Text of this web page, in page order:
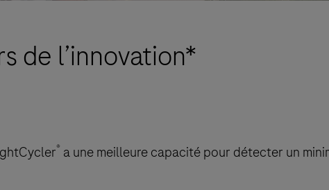
de l’innovation*
® a une meilleure capacité pour détecter un